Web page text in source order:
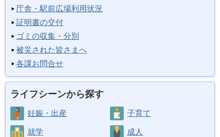
庁舎・駅前広場利用状況
証明書の交付
ゴミの収集・分別
被災された皆さまへ
各課お問合せ
ライフシーンから探す
妊娠・出産 子育て
就学 成人